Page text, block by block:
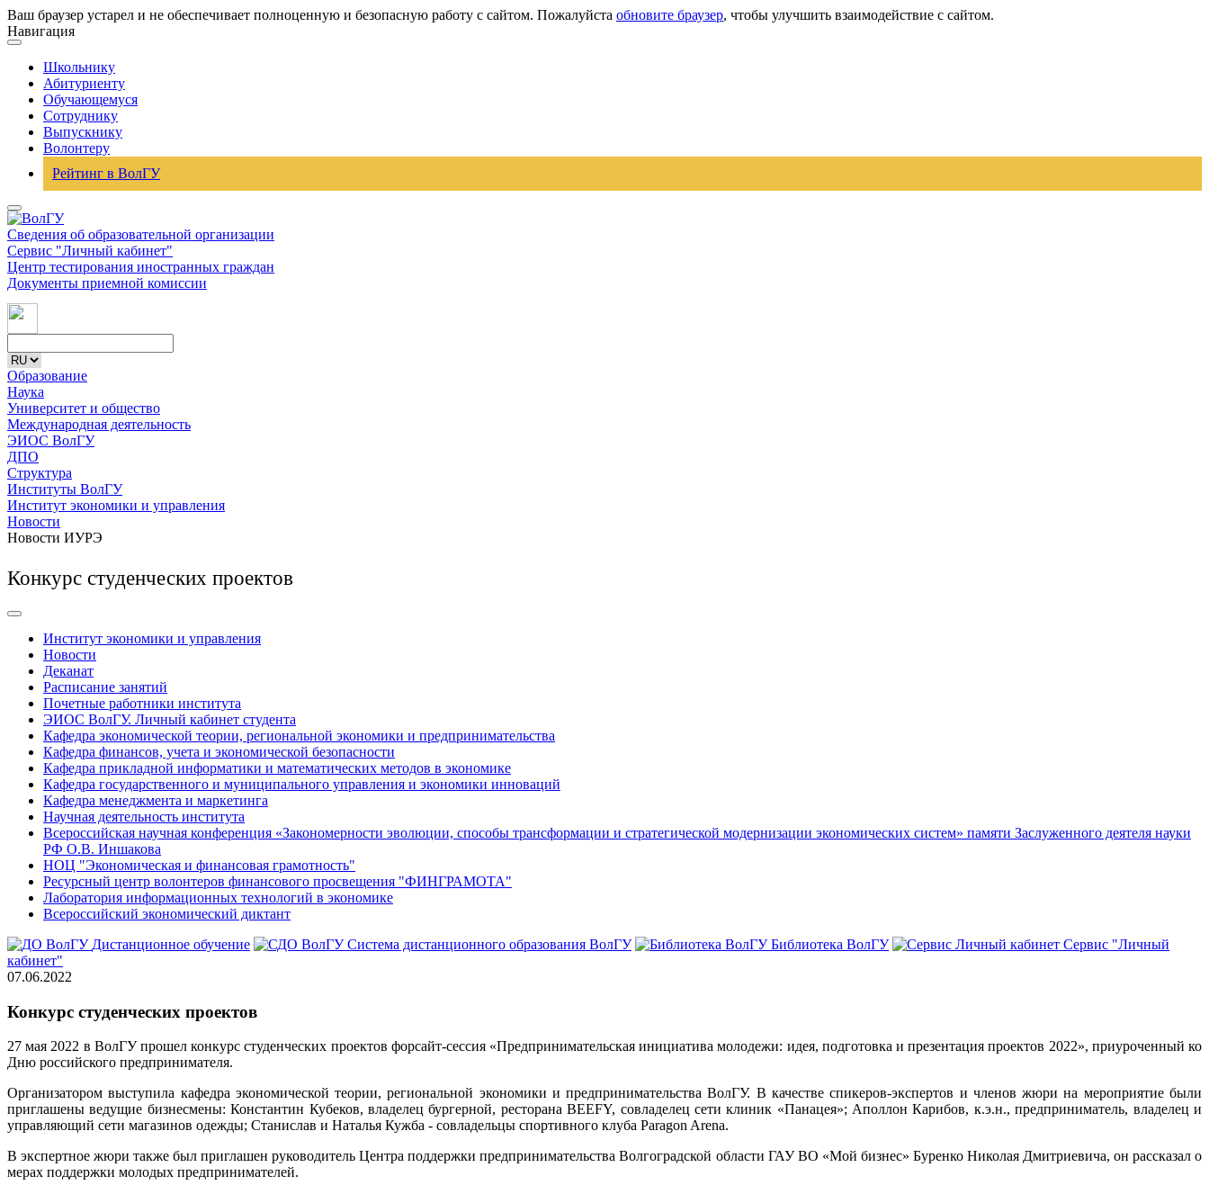
Ваш браузер устарел и не обеспечивает полноценную и безопасную работу с сайтом. Пожалуйста обновите браузер, чтобы улучшить взаимодействие с сайтом.
Навигация
Школьнику
Абитуриенту
Обучающемуся
Сотруднику
Выпускнику
Волонтеру
Рейтинг в ВолГУ
Сведения об образовательной организации
Сервис "Личный кабинет"
Центр тестирования иностранных граждан
Документы приемной комиссии
Образование
Наука
Университет и общество
Международная деятельность
ЭИОС ВолГУ
ДПО
Структура
Институты ВолГУ
Институт экономики и управления
Новости
Новости ИУРЭ
Конкурс студенческих проектов
Институт экономики и управления
Новости
Деканат
Расписание занятий
Почетные работники института
ЭИОС ВолГУ. Личный кабинет студента
Кафедра экономической теории, региональной экономики и предпринимательства
Кафедра финансов, учета и экономической безопасности
Кафедра прикладной информатики и математических методов в экономике
Кафедра государственного и муниципального управления и экономики инноваций
Кафедра менеджмента и маркетинга
Научная деятельность института
Всероссийская научная конференция «Закономерности эволюции, способы трансформации и стратегической модернизации экономических систем» памяти Заслуженного деятеля науки
РФ О.В. Иншакова
НОЦ "Экономическая и финансовая грамотность"
Ресурсный центр волонтеров финансового просвещения "ФИНГРАМОТА"
Лаборатория информационных технологий в экономике
Всероссийский экономический диктант
Дистанционное обучение
Система дистанционного образования ВолГУ Библиотека ВолГУ
Сервис "Личный
кабинет"
07.06.2022
Конкурс студенческих проектов
27 мая 2022 в ВолГУ прошел конкурс студенческих проектов форсайт-сессия «Предпринимательская инициатива молодежи: идея, подготовка и презентация проектов 2022», приуроченный ко
Дню российского предпринимателя.
Организатором выступила кафедра экономической теории, региональной экономики и предпринимательства ВолГУ. В качестве спикеров-экспертов и членов жюри на мероприятие были
приглашены ведущие бизнесмены: Константин Кубеков, владелец бургерной, ресторана BEEFY, совладелец сети клиник «Панацея»; Аполлон Карибов, к.э.н., предприниматель, владелец и
управляющий сети магазинов одежды; Станислав и Наталья Кужба - совладельцы спортивного клуба Paragon Arena.
В экспертное жюри также был приглашен руководитель Центра поддержки предпринимательства Волгоградской области ГАУ ВО «Мой бизнес» Буренко Николая Дмитриевича, он рассказал о
мерах поддержки молодых предпринимателей.